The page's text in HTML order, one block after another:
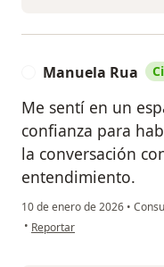
Manuela Rua
Me sentí en un
confianza para
la conversación
entendimiento.
10 de enero de 2026 •
• en opinión del usuario
Reportar